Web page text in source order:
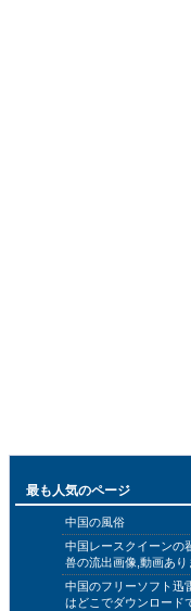
最も人気のページ
中国の風俗
中国レースクイーンの
兽の流出画像,動画あり
中国のフリーソフト迅
はどこでダウンロード